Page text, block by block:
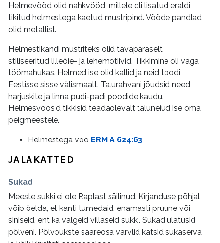
Helmevööd olid nahkvööd, millele oli lisatud eraldi
tikitud helmestega kaetud mustripind. Vööde pandlad
olid metallist.
Helmestikandi mustriteks olid tavapäraselt
stiliseeritud lilleõie- ja lehemotiivid. Tikkimine oli väga
töömahukas. Helmed ise olid kallid ja neid toodi
Eestisse sisse välismaalt. Talurahvani jõudsid need
harjuskite ja linna pudi-padi poodide kaudu.
Helmesvöösid tikkisid teadaolevalt taluneiud ise oma
peigmeestele.
Helmestega vöö ERM A 624:63
JALAKATTED
Sukad
Meeste sukki ei ole Raplast säilinud. Kirjanduse põhjal
võib öelda, et kanti tumedaid, enamasti pruune või
siniseid, ent ka valgeid villaseid sukki. Sukad ulatusid
põlveni. Põlvpükste sääreosa värvlid katsid sukaserva